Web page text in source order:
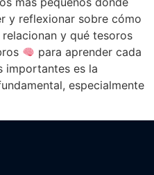
y reflexionar sobre cómo
y qué tesoros
para aprender cada
importantes es la
especialmente